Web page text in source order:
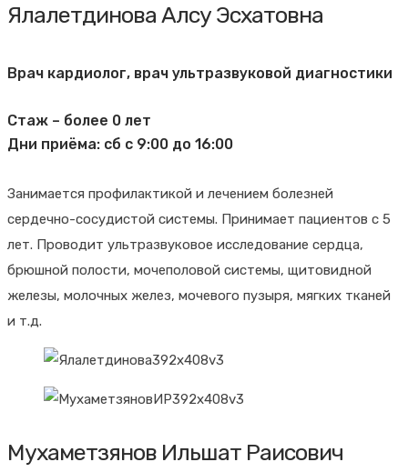
Ялалетдинова Алсу Эсхатовна
Врач кардиолог, врач ультразвуковой диагностики
Стаж – более 0 лет
Дни приёма: сб с 9:00 до 16:00
Занимается профилактикой и лечением болезней
сердечно-сосудистой системы. Принимает пациентов с 5
лет. Проводит ультразвуковое исследование сердца,
брюшной полости, мочеполовой системы, щитовидной
железы, молочных желез, мочевого пузыря, мягких тканей
и т.д.
Мухаметзянов Ильшат Раисович